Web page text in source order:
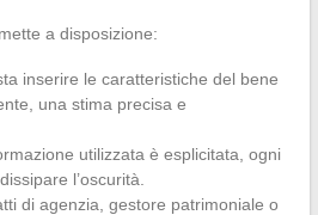
a disposizione:
inserire le caratteristiche del bene
una stima precisa e
utilizzata è esplicitata, ogni
l’oscurità.
di agenzia, gestore patrimoniale o